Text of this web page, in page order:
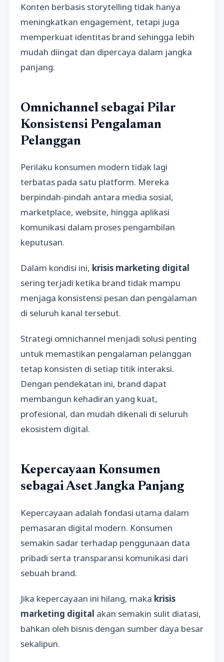
Konten berbasis storytelling tidak hanya
meningkatkan engagement, tetapi juga
memperkuat identitas brand sehingga lebih
mudah diingat dan dipercaya dalam jangka
panjang.
Omnichannel sebagai Pilar
Konsistensi Pengalaman
Pelanggan
Perilaku konsumen modern tidak lagi
terbatas pada satu platform. Mereka
berpindah-pindah antara media sosial,
marketplace, website, hingga aplikasi
komunikasi dalam proses pengambilan
keputusan.
Dalam kondisi ini, krisis marketing digital
sering terjadi ketika brand tidak mampu
menjaga konsistensi pesan dan pengalaman
di seluruh kanal tersebut.
Strategi omnichannel menjadi solusi penting
untuk memastikan pengalaman pelanggan
tetap konsisten di setiap titik interaksi.
Dengan pendekatan ini, brand dapat
membangun kehadiran yang kuat,
profesional, dan mudah dikenali di seluruh
ekosistem digital.
Kepercayaan Konsumen
sebagai Aset Jangka Panjang
Kepercayaan adalah fondasi utama dalam
pemasaran digital modern. Konsumen
semakin sadar terhadap penggunaan data
pribadi serta transparansi komunikasi dari
sebuah brand.
Jika kepercayaan ini hilang, maka krisis
marketing digital akan semakin sulit diatasi,
bahkan oleh bisnis dengan sumber daya besar
sekalipun.